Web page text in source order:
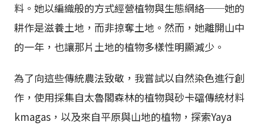
料。她以編織般的方式經營植物與生態網絡──她的
耕作是滋養土地，而非掠奪土地。然而，她離開山中
的一年，也讓那片土地的植物多樣性明顯減少。
為了向這些傳統農法致敬，我嘗試以自然染色進行創
作，使用採集自太魯閣森林的植物與砂卡礑傳統材料
kmagas，以及來自平原與山地的植物，探索Yaya